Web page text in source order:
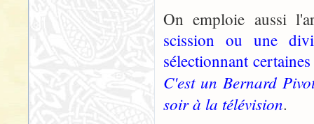
On emploie aussi
scission ou une
sélectionnant
C'est un Bernard
soir à la télévision.